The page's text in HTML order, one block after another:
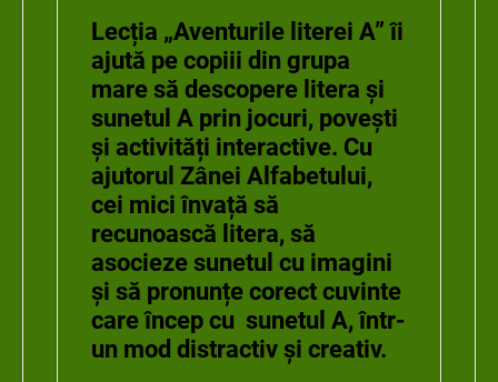
Lecția „Aventurile literei A” îi
ajută pe copiii din grupa
mare să descopere litera și
sunetul A prin jocuri, poveşti
și activități interactive. Cu
ajutorul Zânei Alfabetului,
cei mici învață să
recunoască litera, să
asocieze sunetul cu imagini
și să pronunțe corect cuvinte
care încep cu sunetul A, într-
un mod distractiv și creativ.